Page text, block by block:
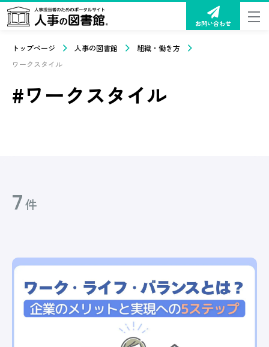
お問い合わせ
トップページ 人事の図書館
組織・働き方
ワークスタイル
#ワークスタイル
7件